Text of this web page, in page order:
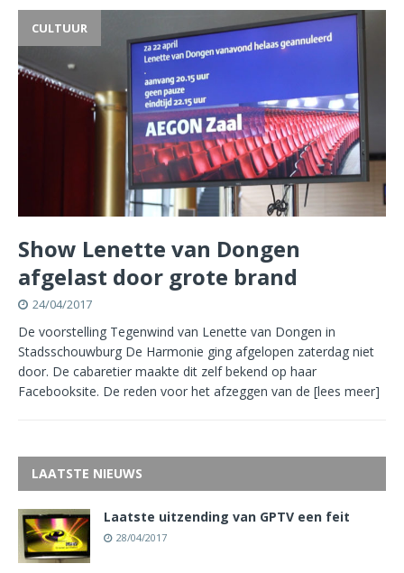
CULTUUR
Show Lenette van Dongen
afgelast door grote brand
24/04/2017
De voorstelling Tegenwind van Lenette van Dongen in
Stadsschouwburg De Harmonie ging afgelopen zaterdag niet
door. De cabaretier maakte dit zelf bekend op haar
Facebooksite. De reden voor het afzeggen van de [lees meer]
LAATSTE NIEUWS
Laatste uitzending van GPTV een feit
28/04/2017